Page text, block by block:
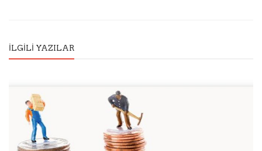
İLGILI YAZILAR